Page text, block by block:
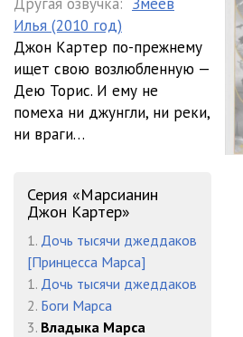
009_Книга 3_Владыка Марса_Глава_08
010_Книга 3_Владыка Марса_Глава_09
011_Книга 3_Владыка Марса_Глава_10
012_Книга 3_Владыка Марса_Глава_11
014_Книга 3_Владыка Марса_Глава_13
015_Книга 3_Владыка Марса_Глава_14
016_Книга 3_Владыка Марса_Глава_15
Илья (2010 год)
Джон Картер по-прежнему
ищет свою возлюбленную —
Дею Торис. И ему не
помеха ни джунгли, ни реки,
ни враги…
Серия «Марсианин
Джон Картер»
1. Дочь тысячи джеддаков
[Принцесса Марса]
1. Дочь тысячи джеддаков
2. Боги Марса
3. Владыка Марса